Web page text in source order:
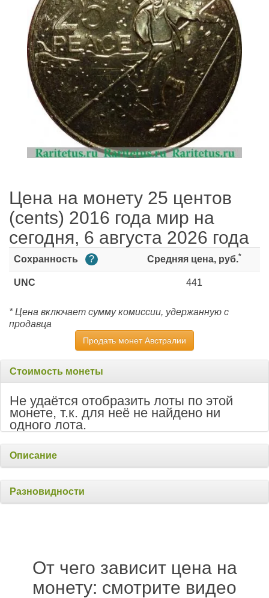
Цена на монету 25 центов
(cents) 2016 года мир на
сегодня, 6 августа 2026 года
Сохранность ? Средняя цена, руб.*
UNC 441
* Цена включает сумму комиссии, удержанную с
продавца
Продать монет Австралии
Стоимость монеты
Не удаётся отобразить лоты по этой
монете, т.к. для неё не найдено ни
одного лота.
Описание
Разновидности
От чего зависит цена на
монету: смотрите видео